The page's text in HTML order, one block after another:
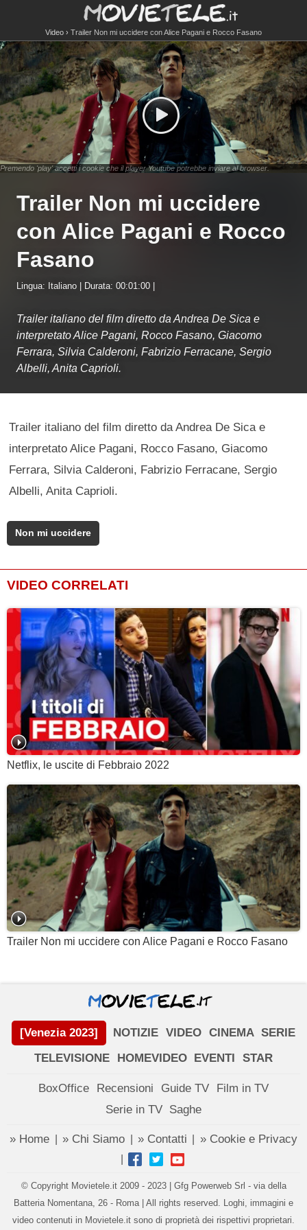
Video Trailer Non mi uccidere con Alice Pagani e Rocco Fasano
Premendo 'play' accetti i cookie che il player Youtube potrebbe inviare al browser.
Trailer Non mi uccidere
con Alice Pagani e Rocco
Fasano
Lingua: Italiano | Durata: 00:01:00 |
Trailer italiano del film diretto da Andrea De Sica e
interpretato Alice Pagani, Rocco Fasano, Giacomo
Ferrara, Silvia Calderoni, Fabrizio Ferracane, Sergio
Albelli, Anita Caprioli.
Trailer italiano del film diretto da Andrea De Sica e
interpretato Alice Pagani, Rocco Fasano, Giacomo
Ferrara, Silvia Calderoni, Fabrizio Ferracane, Sergio
Albelli, Anita Caprioli.
Non mi uccidere
VIDEO CORRELATI
Netflix, le uscite di Febbraio 2022
Trailer Non mi uccidere con Alice Pagani e Rocco Fasano
[Venezia 2023] NOTIZIE VIDEO CINEMA SERIE
TELEVISIONE
HOMEVIDEO EVENTI STAR
BoxOffice Recensioni Guide TV
Film in TV
Serie in TV Saghe
» Home » Chi Siamo » Contatti » Cookie e Privacy
|
© Copyright Movietele.it 2009 - 2023 | Gfg Powerweb Srl - via della
Batteria Nomentana, 26 - Roma | All rights reserved. Loghi, immagini e
video contenuti in Movietele.it sono di proprietà dei rispettivi proprietari.